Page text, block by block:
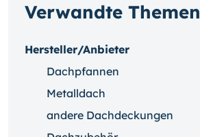
Verwandte Themen
Hersteller/Anbieter
Dachpfannen
Metalldach
andere Dachdeckungen